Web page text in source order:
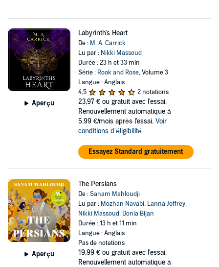
Aperçu
Labyrinth's Heart
De : M. A. Carrick
Lu par : Nikki Massoud
Durée : 23 h et 33 min
Série : Rook and Rose, Volume 3
Langue : Anglais
4,5
2 notations
23,97 € ou gratuit avec l'essai.
Renouvellement automatique à
5,99 €/mois après l'essai. Voir
conditions d'éligibilité
Essayez Standard gratuitement
Aperçu
The Persians
De :Sanam Mahloudji
Lu par : Mozhan Navabi, Lanna Joffrey,
Nikki Massoud, Donia Bijan
Durée : 13 h et 11 min
Langue : Anglais
Pas de notations
19,99 € ou gratuit avec l'essai.
Renouvellement automatique à